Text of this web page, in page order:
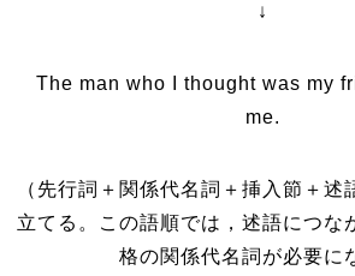
↓
The man who I thought was my
me.
（先行詞＋関係代名詞＋挿入節＋述
立てる。この語順では，述語につな
格の関係代名詞が必要に